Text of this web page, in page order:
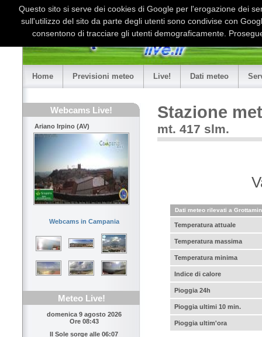
Home Previsioni meteo Live! Dati meteo
Webcams Live!
Ariano Irpino (AV)
Webcams in Campania
Meteo Live!
domenica 9 agosto 2026
Ore 08:43
Il Sole sorge alle 06:07
Stazione
mt. 417 slm.
Dati meteo rilevati a
Temperatura attuale
Temperatura massima
Temperatura minima
Indice di calore
Pioggia 24h
Pioggia ultimi 10 min.
Pioggia ultim'ora
Questo sito si serve dei cookies di Google per l'erogazione dei
sull'utilizzo del sito da parte degli utenti sono condivise con
consentono di tracciare gli utenti demograficamente.